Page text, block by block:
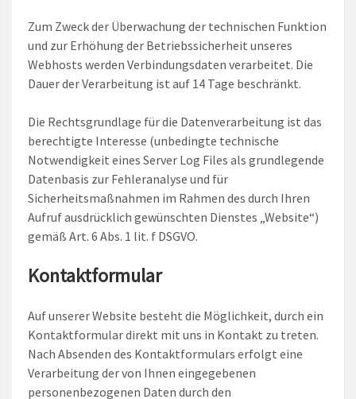
Zum Zweck der Überwachung der technischen Funktion
und zur Erhöhung der Betriebssicherheit unseres
Webhosts werden Verbindungsdaten verarbeitet. Die
Dauer der Verarbeitung ist auf 14 Tage beschränkt.
Die Rechtsgrundlage für die Datenverarbeitung ist das
berechtigte Interesse (unbedingte technische
Notwendigkeit eines Server Log Files als grundlegende
Datenbasis zur Fehleranalyse und für
Sicherheitsmaßnahmen im Rahmen des durch Ihren
Aufruf ausdrücklich gewünschten Dienstes „Website“)
gemäß Art. 6 Abs. 1 lit. f DSGVO.
Kontaktformular
Auf unserer Website besteht die Möglichkeit, durch ein
Kontaktformular direkt mit uns in Kontakt zu treten.
Nach Absenden des Kontaktformulars erfolgt eine
Verarbeitung der von Ihnen eingegebenen
personenbezogenen Daten durch den